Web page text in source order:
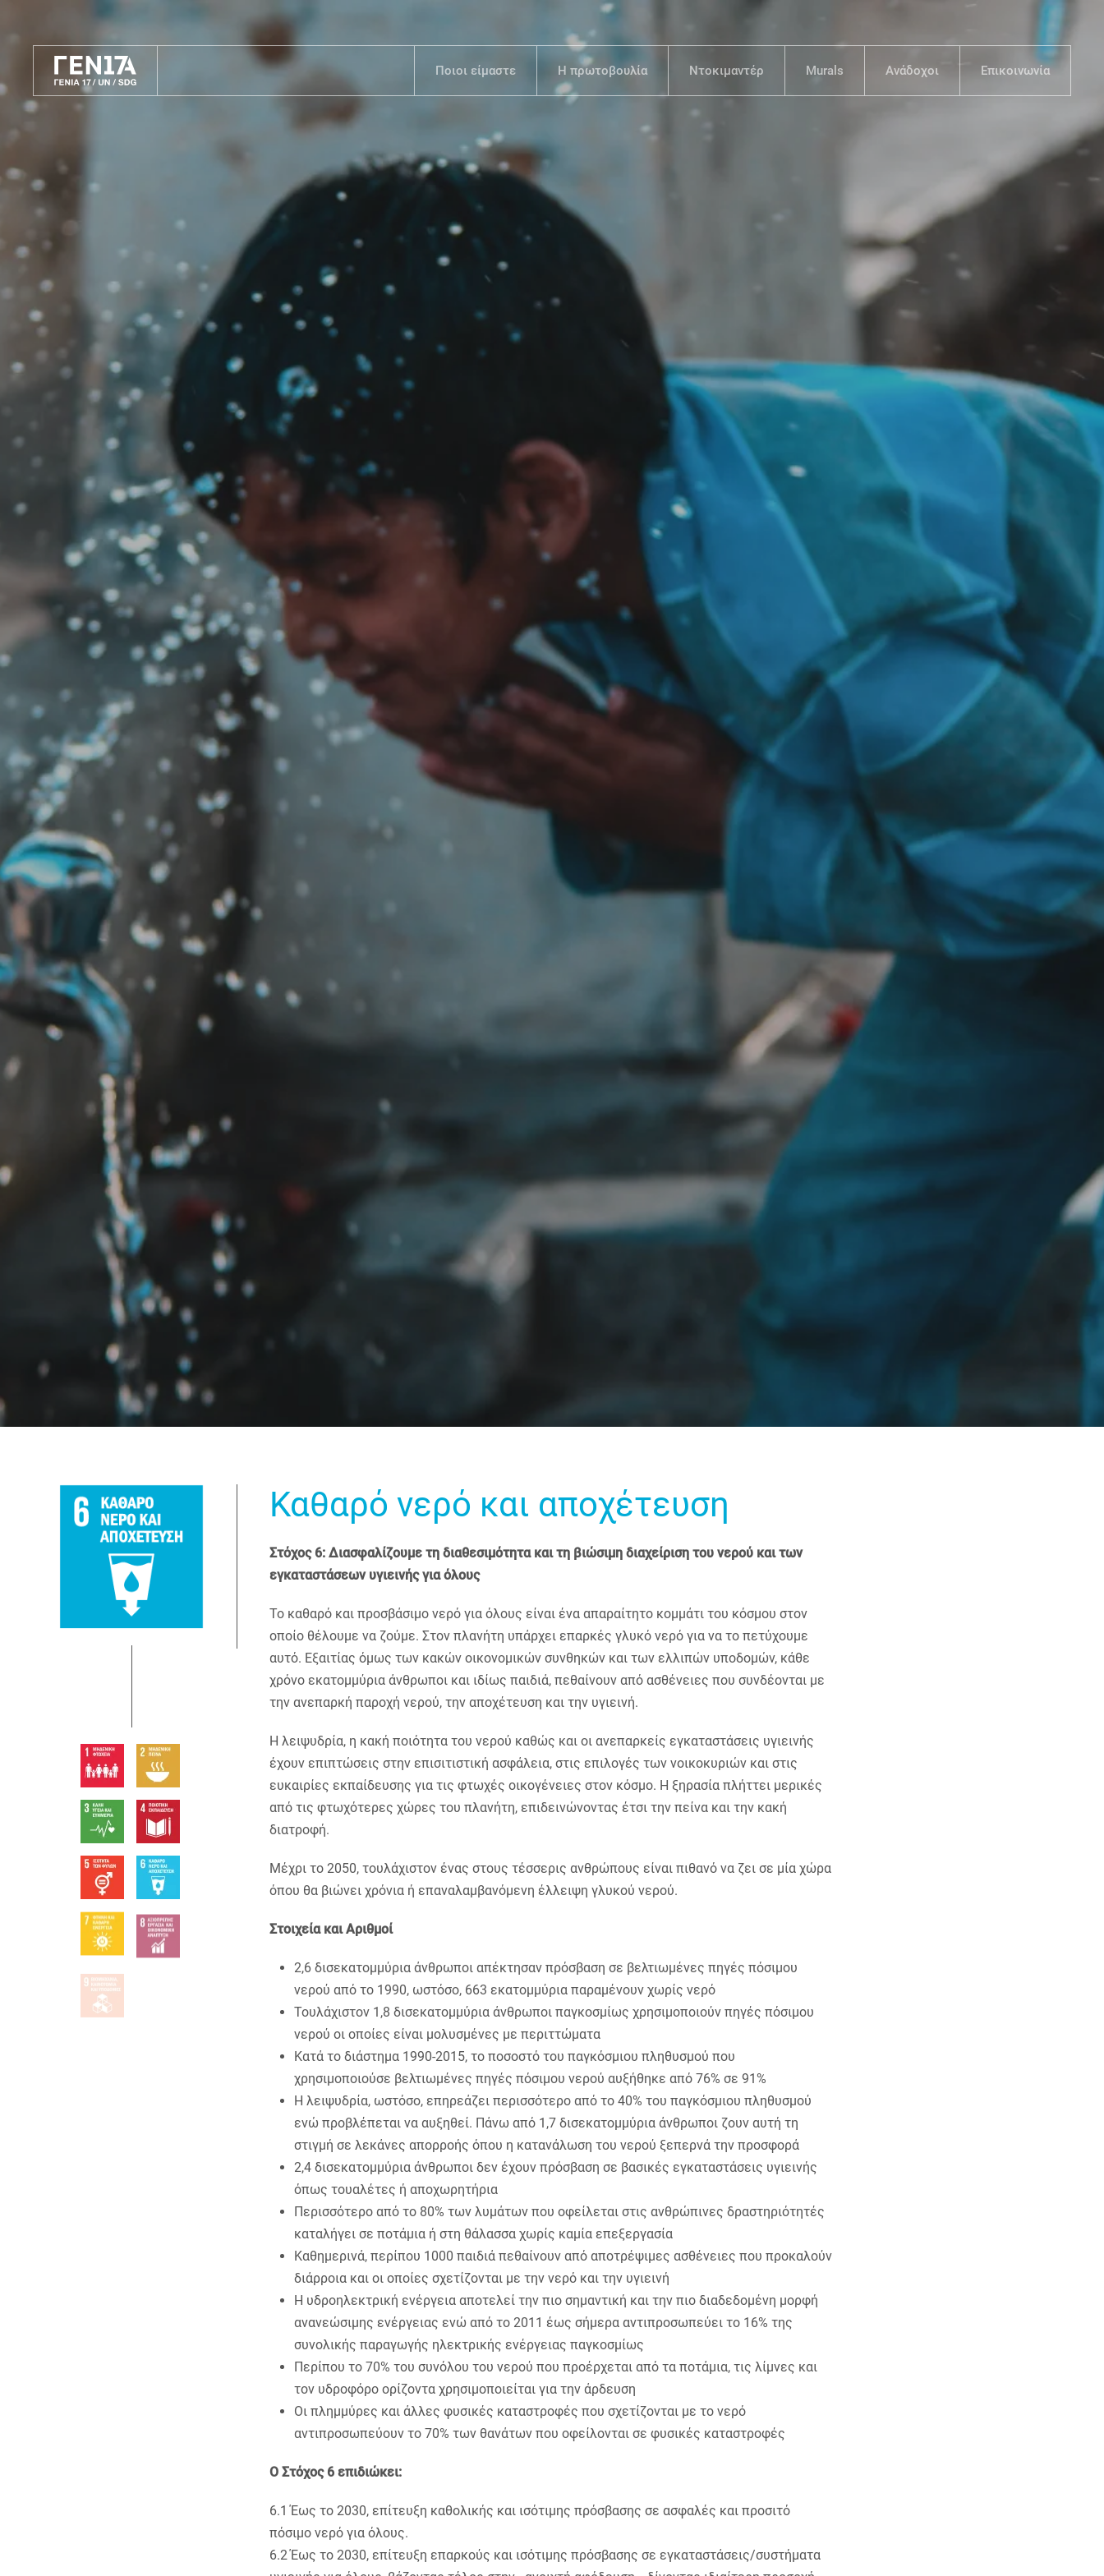
Ποιοι είμαστε Η πρωτοβουλία Ντοκιμαντέρ Murals Ανάδοχοι Επικοινωνία
Καθαρό νερό και αποχέτευση
Στόχος 6: Διασφαλίζουμε τη διαθεσιμότητα και τη βιώσιμη διαχείριση του νερού και των
εγκαταστάσεων υγιεινής για όλους
To καθαρό και προσβάσιμο νερό για όλους είναι ένα απαραίτητο κομμάτι του κόσμου στον
οποίο θέλουμε να ζούμε. Στον πλανήτη υπάρχει επαρκές γλυκό νερό για να το πετύχουμε
αυτό. Εξαιτίας όμως των κακών οικονομικών συνθηκών και των ελλιπών υποδομών, κάθε
χρόνο εκατομμύρια άνθρωποι και ιδίως παιδιά, πεθαίνουν από ασθένειες που συνδέονται με
την ανεπαρκή παροχή νερού, την αποχέτευση και την υγιεινή.
H λειψυδρία, η κακή ποιότητα του νερού καθώς και οι ανεπαρκείς εγκαταστάσεις υγιεινής
έχουν επιπτώσεις στην επισιτιστική ασφάλεια, στις επιλογές των νοικοκυριών και στις
ευκαιρίες εκπαίδευσης για τις φτωχές οικογένειες στον κόσμο. Η ξηρασία πλήττει μερικές
από τις φτωχότερες χώρες του πλανήτη, επιδεινώνοντας έτσι την πείνα και την κακή
διατροφή.
Μέχρι το 2050, τουλάχιστον ένας στους τέσσερις ανθρώπους είναι πιθανό να ζει σε μία χώρα
όπου θα βιώνει χρόνια ή επαναλαμβανόμενη έλλειψη γλυκού νερού.
Στοιχεία και Αριθμοί
2,6 δισεκατομμύρια άνθρωποι απέκτησαν πρόσβαση σε βελτιωμένες πηγές πόσιμου
νερού από το 1990, ωστόσο, 663 εκατομμύρια παραμένουν χωρίς νερό
Τουλάχιστον 1,8 δισεκατομμύρια άνθρωποι παγκοσμίως χρησιμοποιούν πηγές πόσιμου
νερού οι οποίες είναι μολυσμένες με περιττώματα
Κατά το διάστημα 1990-2015, το ποσοστό του παγκόσμιου πληθυσμού που
χρησιμοποιούσε βελτιωμένες πηγές πόσιμου νερού αυξήθηκε από 76% σε 91%
Η λειψυδρία, ωστόσο, επηρεάζει περισσότερο από το 40% του παγκόσμιου πληθυσμού
ενώ προβλέπεται να αυξηθεί. Πάνω από 1,7 δισεκατομμύρια άνθρωποι ζουν αυτή τη
στιγμή σε λεκάνες απορροής όπου η κατανάλωση του νερού ξεπερνά την προσφορά
2,4 δισεκατομμύρια άνθρωποι δεν έχουν πρόσβαση σε βασικές εγκαταστάσεις υγιεινής
όπως τουαλέτες ή αποχωρητήρια
Περισσότερο από το 80% των λυμάτων που οφείλεται στις ανθρώπινες δραστηριότητές
καταλήγει σε ποτάμια ή στη θάλασσα χωρίς καμία επεξεργασία
Καθημερινά, περίπου 1000 παιδιά πεθαίνουν από αποτρέψιμες ασθένειες που προκαλούν
διάρροια και οι οποίες σχετίζονται με την νερό και την υγιεινή
H υδροηλεκτρική ενέργεια αποτελεί την πιο σημαντική και την πιο διαδεδομένη μορφή
ανανεώσιμης ενέργειας ενώ από το 2011 έως σήμερα αντιπροσωπεύει το 16% της
συνολικής παραγωγής ηλεκτρικής ενέργειας παγκοσμίως
Περίπου το 70% του συνόλου του νερού που προέρχεται από τα ποτάμια, τις λίμνες και
τον υδροφόρο ορίζοντα χρησιμοποιείται για την άρδευση
Οι πλημμύρες και άλλες φυσικές καταστροφές που σχετίζονται με το νερό
αντιπροσωπεύουν το 70% των θανάτων που οφείλονται σε φυσικές καταστροφές
Ο Στόχος 6 επιδιώκει:
6.1 Έως το 2030, επίτευξη καθολικής και ισότιμης πρόσβασης σε ασφαλές και προσιτό
πόσιμο νερό για όλους.
6.2 Έως το 2030, επίτευξη επαρκούς και ισότιμης πρόσβασης σε εγκαταστάσεις/συστήματα